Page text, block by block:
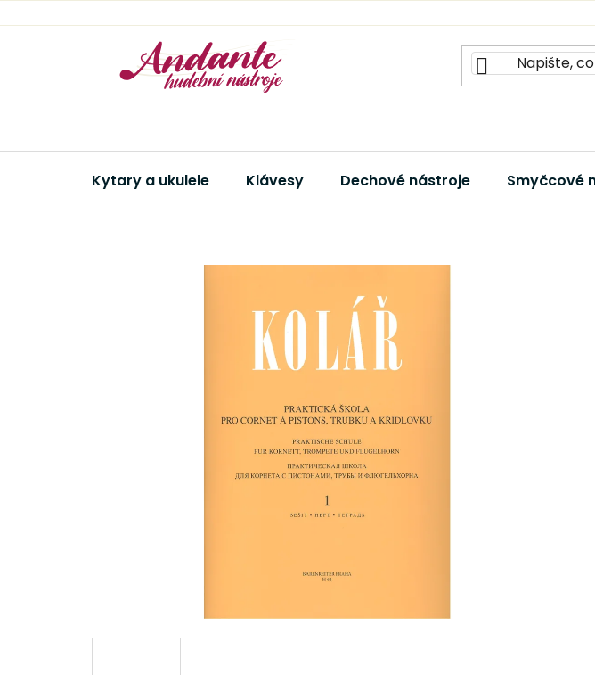
na
Kytary a ukulele Klávesy Dechové nástroje Smyčcové